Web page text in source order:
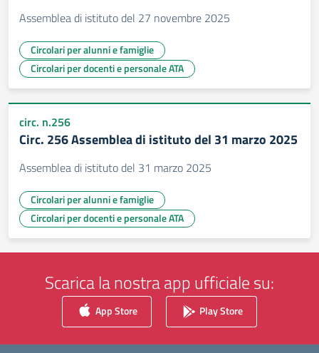
Assemblea di istituto del 27 novembre 2025
Circolari per alunni e famiglie
Circolari per docenti e personale ATA
circ. n.256
Circ. 256 Assemblea di istituto del 31 marzo 2025
Assemblea di istituto del 31 marzo 2025
Circolari per alunni e famiglie
Circolari per docenti e personale ATA
Scarica la nostra app ufficiale su:
App Store Play Store